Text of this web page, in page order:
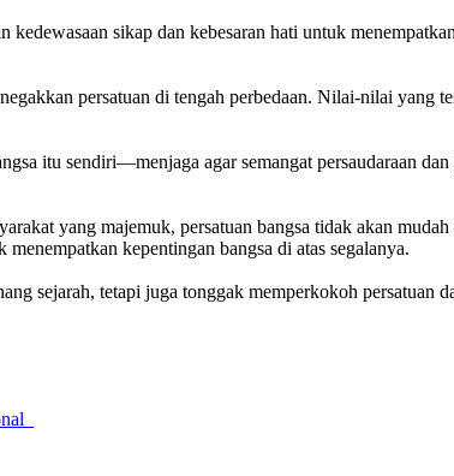
sikap dan kebesaran hati untuk
persatuan di tengah perbedaan. Nilai-nilai yang
itu sendiri—menjaga agar semangat persaudaraan
yang majemuk, persatuan bangsa tidak akan
kepentingan bangsa di atas segalanya.
sejarah, tetapi juga tonggak memperkokoh persatuan